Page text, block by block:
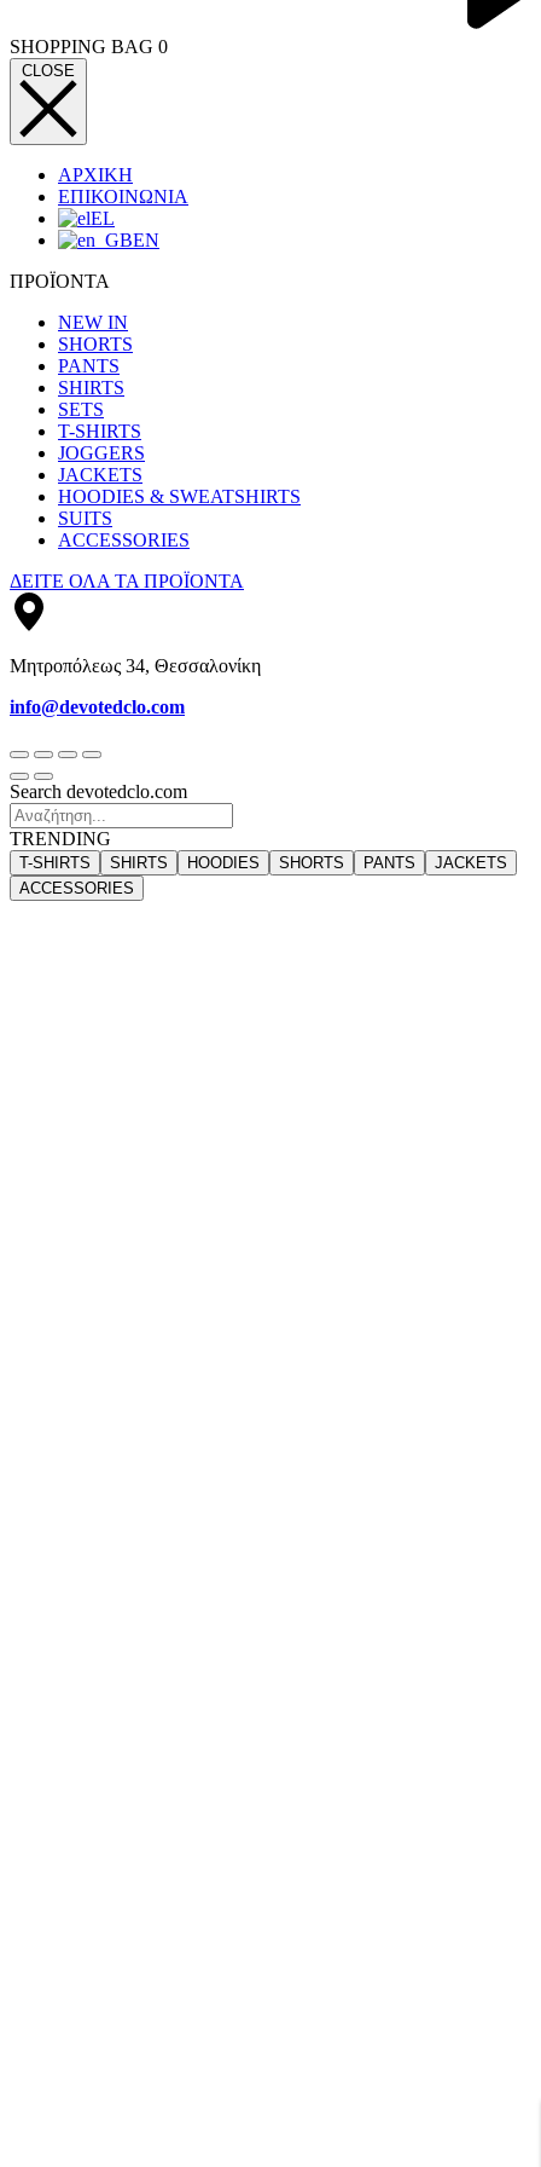
SHOPPING BAG 0
CLOSE
ΑΡΧΙΚΗ
ΕΠΙΚΟΙΝΩΝΙΑ
EL
EN
ΠΡΟΪΟΝΤΑ
NEW IN
SHORTS
PANTS
SHIRTS
SETS
T-SHIRTS
JOGGERS
JACKETS
HOODIES & SWEATSHIRTS
SUITS
ACCESSORIES
ΔΕΙΤΕ ΟΛΑ ΤΑ ΠΡΟΪΟΝΤΑ
Μητροπόλεως 34, Θεσσαλονίκη
info@devotedclo.com
Search devotedclo.com
TRENDING
T-SHIRTS SHIRTS HOODIES SHORTS PANTS
JACKETS
ACCESSORIES